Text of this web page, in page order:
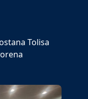
Tolisa